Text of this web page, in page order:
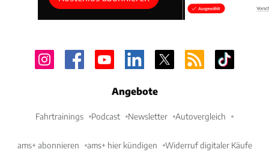
Angebote
Fahrtrainings Podcast Newsletter Autovergleich
ams+ abonnieren ams+ hier kündigen Widerruf digitaler Käufe